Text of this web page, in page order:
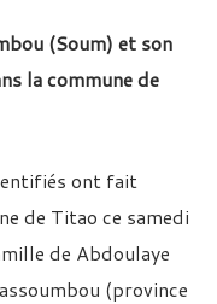
(Soum) et son
la commune de
ont fait
de Titao ce samedi
de Abdoulaye
(province